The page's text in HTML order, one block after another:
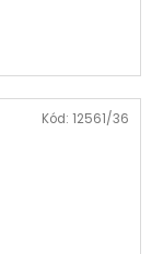
Kód: 12561/36